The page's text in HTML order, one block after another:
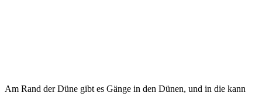
Am Rand der Düne gibt es Gänge in den Dünen, und in die kann